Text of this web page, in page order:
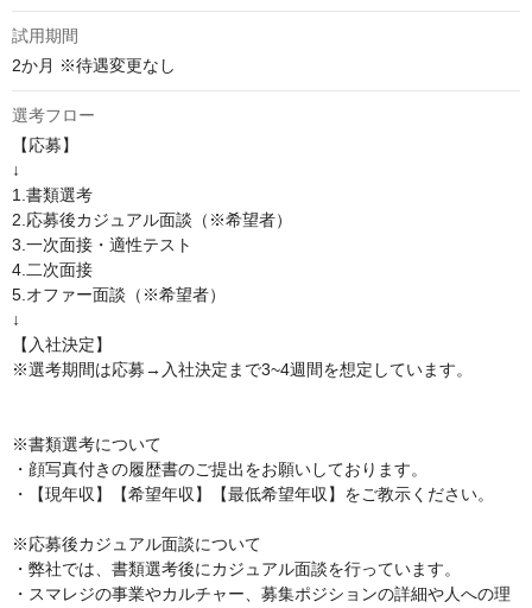
試用期間
2か月 ※待遇変更なし
選考フロー
【応募】
↓
1.書類選考
2.応募後カジュアル面談（※希望者）
3.一次面接・適性テスト
4.二次面接
5.オファー面談（※希望者）
↓
【入社決定】
※選考期間は応募→入社決定まで3~4週間を想定しています。
※書類選考について
・顔写真付きの履歴書のご提出をお願いしております。
・【現年収】【希望年収】【最低希望年収】をご教示ください。
※応募後カジュアル面談について
・弊社では、書類選考後にカジュアル面談を行っています。
・スマレジの事業やカルチャー、募集ポジションの詳細や人への理